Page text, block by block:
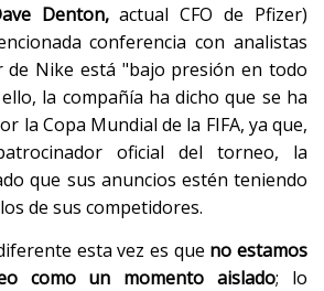
Denton,actual CFO de Pfizer)
conferencia con analistas
de Nike está "bajo presión en todo
la compañía ha dicho que se ha
la Copa Mundial de la FIFA, ya que,
oficial del torneo, la
que sus anuncios estén teniendo
de sus competidores.
esta vez es que no estamos
como un momento aislado; lo